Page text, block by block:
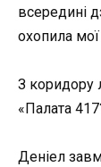
всередині
охопила мої
З коридору
«Палата
Деніел